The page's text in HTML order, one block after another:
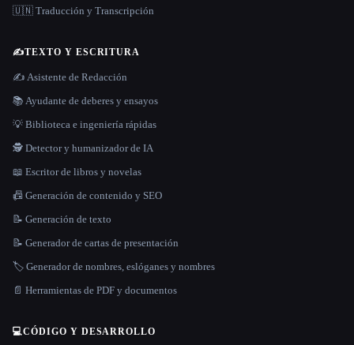
🇺🇳 Traducción y Transcripción
✍️TEXTO Y ESCRITURA
✍️ Asistente de Redacción
📚 Ayudante de deberes y ensayos
💡 Biblioteca e ingeniería rápidas
🕵️ Detector y humanizador de IA
📖 Escritor de libros y novelas
📠 Generación de contenido y SEO
📝 Generación de texto
📝 Generador de cartas de presentación
🏷️ Generador de nombres, eslóganes y nombres
📄 Herramientas de PDF y documentos
💻CÓDIGO Y DESARROLLO